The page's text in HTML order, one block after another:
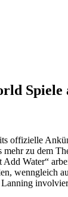
Spiele
offizielle
mehr zu dem
Water“
wenngleich